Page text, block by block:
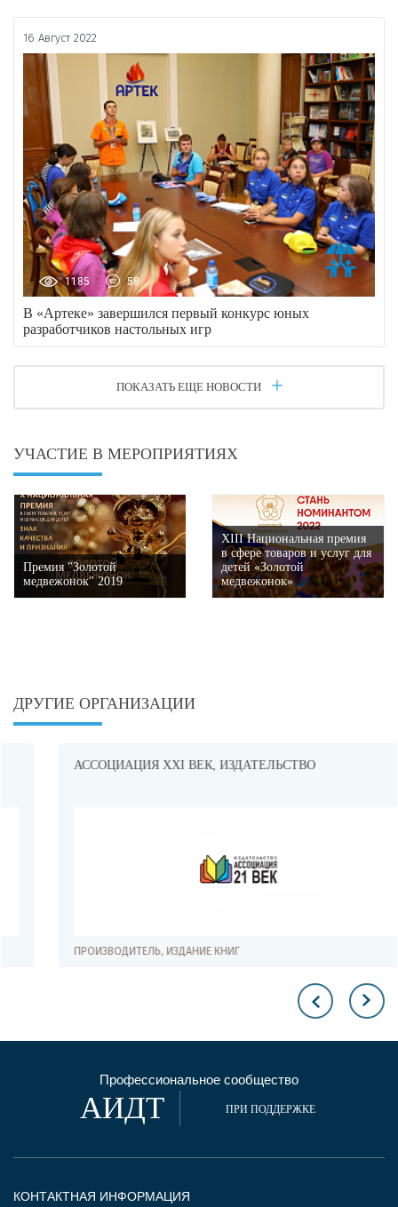
16 Август 2022
1185 58
В «Артеке» завершился первый конкурс юных
разработчиков настольных игр
ПОКАЗАТЬ ЕЩЕ НОВОСТИ
УЧАСТИЕ В МЕРОПРИЯТИЯХ
Премия "Золотой
медвежонок" 2019
XIII Национальная премия
в сфере товаров и услуг для
детей «Золотой
медвежонок»
ДРУГИЕ ОРГАНИЗАЦИИ
АССОЦИАЦИЯ XXI ВЕК, ИЗДАТЕЛЬСТВО
ПРОИЗВОДИТЕЛЬ, ИЗДАНИЕ КНИГ
Профессиональное сообщество
АИДТ ПРИ ПОДДЕРЖКЕ
КОНТАКТНАЯ ИНФОРМАЦИЯ